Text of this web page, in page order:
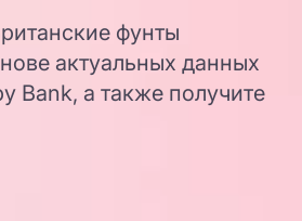
фунты
актуальных данных
Bank, а также получите